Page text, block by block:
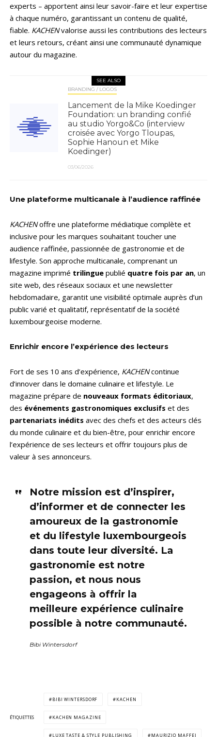
experts – apportent ainsi leur savoir-faire et leur expertise
à chaque numéro, garantissant un contenu de qualité,
fiable. KACHENvalorise aussi les contributions des lecteurs
et leurs retours, créant ainsi une communauté dynamique
autour du magazine.
SEE ALSO
BRANDING / LOGOS
Lancement de la Mike Koedinger
Foundation: un branding confié
au studio Yorgo&Co (interview
croisée avec Yorgo Tloupas,
Sophie Hanoun et Mike
Koedinger)
03/06/2026
Une plateforme multicanale à l’audience raffinée
KACHENoffre une plateforme médiatique complète et
inclusive pour les marques souhaitant toucher une
audience raffinée, passionnée de gastronomie et de
lifestyle. Son approche multicanale, comprenant un
magazine imprimé trilingue publié quatre fois par an, un
site web, des réseaux sociaux et une newsletter
hebdomadaire, garantit une visibilité optimale auprès d’un
public varié et qualitatif, représentatif de la société
luxembourgeoise moderne.
Enrichir encore l’expérience des lecteurs
Fort de ses 10 ans d’expérience, KACHENcontinue
d’innover dans le domaine culinaire et lifestyle. Le
magazine prépare de nouveaux formats éditoriaux,
des événements gastronomiques exclusifs et des
partenariats inédits avec des chefs et des acteurs clés
du monde culinaire et du bien-être, pour enrichir encore
l’expérience de ses lecteurs et offrir toujours plus de
valeur à ses annonceurs.
Notre mission est d’inspirer,
d’informer et de connecter les
amoureux de la gastronomie
et du lifestyle luxembourgeois
dans toute leur diversité. La
gastronomie est notre
passion, et nous nous
engageons à offrir la
meilleure expérience culinaire
possible à notre communauté.
Bibi Wintersdorf
ÉTIQUETTES
BIBI WINTERSDORF KACHEN
KACHEN MAGAZINE
LUXE TASTE & STYLE PUBLISHING MAURIZIO MAFFEI